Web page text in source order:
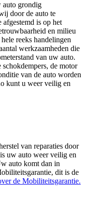
auto grondig
door de auto te
afgestemd is op het
en milieu
reeks handelingen
werkzaamheden die
van uw auto.
de motor
van de auto worden
kunt u weer veilig en
van reparaties door
uw auto weer veilig en
auto komt dan in
dit is de
de Mobiliteitsgarantie.